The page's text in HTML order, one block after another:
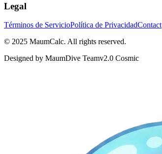
Legal
Términos de ServicioPolítica de PrivacidadContact
© 2025 MaumCalc. All rights reserved.
Designed by MaumDive Teamv2.0 Cosmic